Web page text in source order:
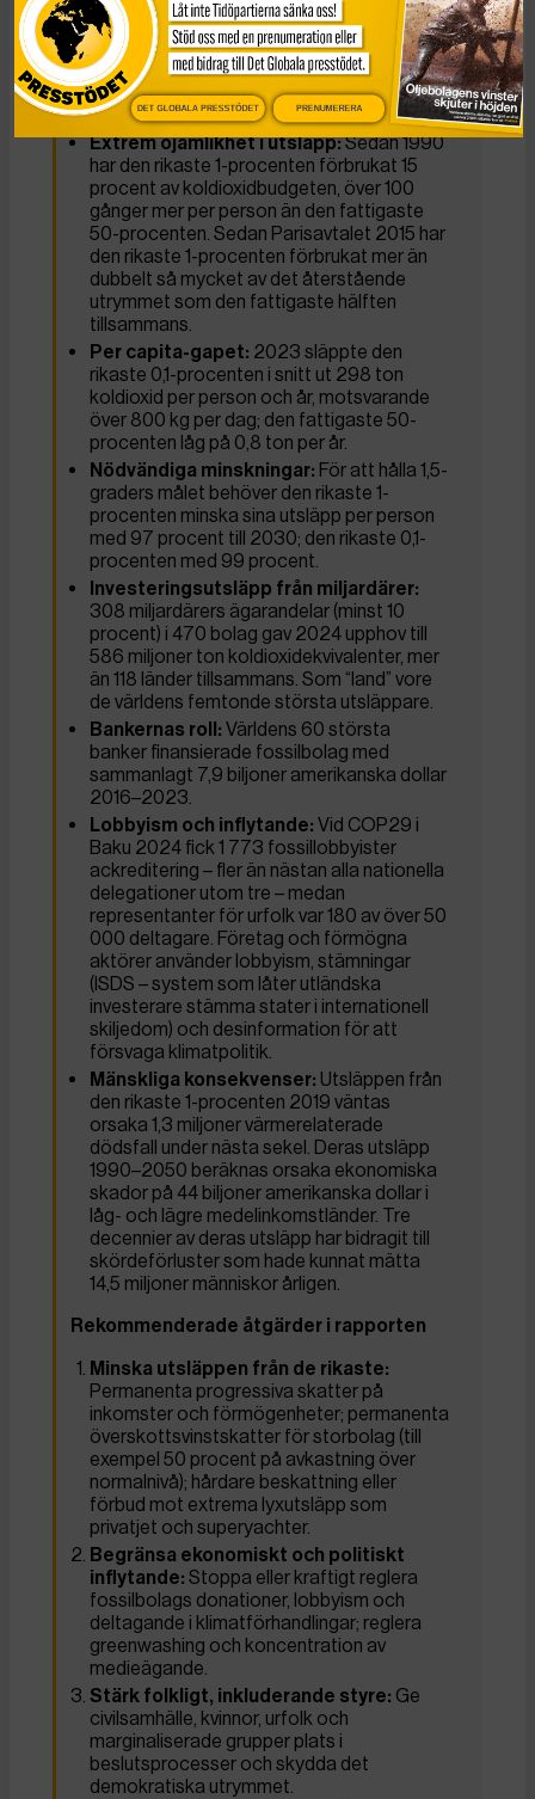
uppvärmningen till 1,5-graders målet. I
nuvarande takt är budgeten slut inom 2 år.
Om alla släppte ut som den rikaste 1-
procenten vore budgeten slut på under 3
månader.
Extrem ojämlikhet i utsläpp:Sedan 1990
har den rikaste 1-procenten förbrukat 15
procent av koldioxidbudgeten, över 100
gånger mer per person än den fattigaste
50-procenten. Sedan Parisavtalet 2015 har
den rikaste 1-procenten förbrukat mer än
dubbelt så mycket av det återstående
utrymmet som den fattigaste hälften
tillsammans.
Per capita-gapet: 2023 släppte den
rikaste 0,1-procenten i snitt ut 298 ton
koldioxid per person och år, motsvarande
över 800 kg per dag; den fattigaste 50-
procenten låg på 0,8 ton per år.
Nödvändiga minskningar: För att hålla 1,5-
graders målet behöver den rikaste 1-
procenten minska sina utsläpp per person
med 97 procent till 2030; den rikaste 0,1-
procenten med 99 procent.
Investeringsutsläpp från miljardärer:
308 miljardärers ägarandelar (minst 10
procent) i 470 bolag gav 2024 upphov till
586 miljoner ton koldioxidekvivalenter, mer
än 118 länder tillsammans. Som “land” vore
de världens femtonde största utsläppare.
Bankernas roll: Världens 60 största
banker finansierade fossilbolag med
sammanlagt 7,9 biljoner amerikanska dollar
2016–2023.
Lobbyism och inflytande: Vid COP29 i
Baku 2024 fick 1 773 fossillobbyister
ackreditering – fler än nästan alla nationella
delegationer utom tre – medan
representanter för urfolk var 180 av över 50
000 deltagare. Företag och förmögna
aktörer använder lobbyism, stämningar
(ISDS – system som låter utländska
investerare stämma stater i internationell
skiljedom) och desinformation för att
försvaga klimatpolitik.
Mänskliga konsekvenser: Utsläppen från
den rikaste 1-procenten 2019 väntas
orsaka 1,3 miljoner värmerelaterade
dödsfall under nästa sekel. Deras utsläpp
1990–2050 beräknas orsaka ekonomiska
skador på 44 biljoner amerikanska dollar i
låg- och lägre medelinkomstländer. Tre
decennier av deras utsläpp har bidragit till
skördeförluster som hade kunnat mätta
14,5 miljoner människor årligen.
Rekommenderade åtgärder i rapporten
Minska utsläppen från de rikaste:
Permanenta progressiva skatter på
inkomster och förmögenheter; permanenta
överskottsvinstskatter för storbolag (till
exempel 50 procent på avkastning över
normalnivå); hårdare beskattning eller
förbud mot extrema lyxutsläpp som
privatjet och superyachter.
Begränsa ekonomiskt och politiskt
inflytande: Stoppa eller kraftigt reglera
fossilbolags donationer, lobbyism och
deltagande i klimatförhandlingar; reglera
greenwashing och koncentration av
medieägande.
Stärk folkligt, inkluderande styre: Ge
civilsamhälle, kvinnor, urfolk och
marginaliserade grupper plats i
beslutsprocesser och skydda det
demokratiska utrymmet.
DET GLOBALA PRESSTÖDET PRENUMERERA